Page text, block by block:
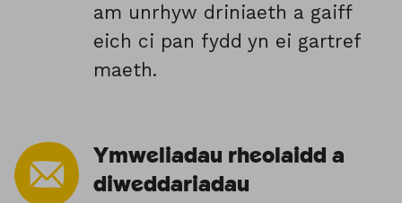
am unrhyw driniaeth a gaiff
eich ci pan fydd yn ei gartref
maeth.
Ymweliadau rheolaidd a
diweddariadau